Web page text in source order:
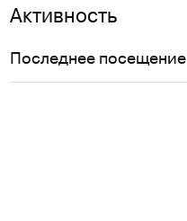
Активность
Последнее посещение